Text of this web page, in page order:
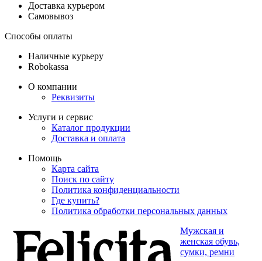
Доставка курьером
Самовывоз
Способы оплаты
Наличные курьеру
Robokassa
О компании
Реквизиты
Услуги и сервис
Каталог продукции
Доставка и оплата
Помощь
Карта сайта
Поиск по сайту
Политика конфиденциальности
Где купить?
Политика обработки персональных данных
Мужская и
женская обувь,
сумки, ремни